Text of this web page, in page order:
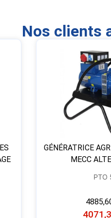
Nos clients
GÉNÉRATRICE
MECC
PTO